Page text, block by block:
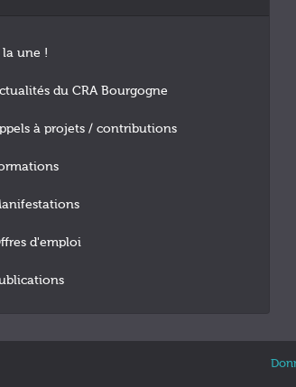
la une !
du CRA Bourgogne
à projets / contributions
d'emploi